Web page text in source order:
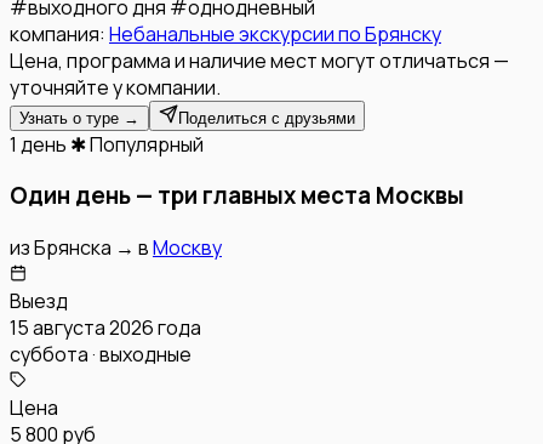
#выходного дня #однодневный
компания: Небанальные экскурсии по Брянску
Цена, программа и наличие мест могут отличаться —
уточняйте у компании.
Узнать о туре → Поделиться с друзьями
1 день ✱ Популярный
Один день — три главных места Москвы
изБрянска → вМоскву
Выезд
15 августа 2026 года
суббота · выходные
Цена
5 800 руб